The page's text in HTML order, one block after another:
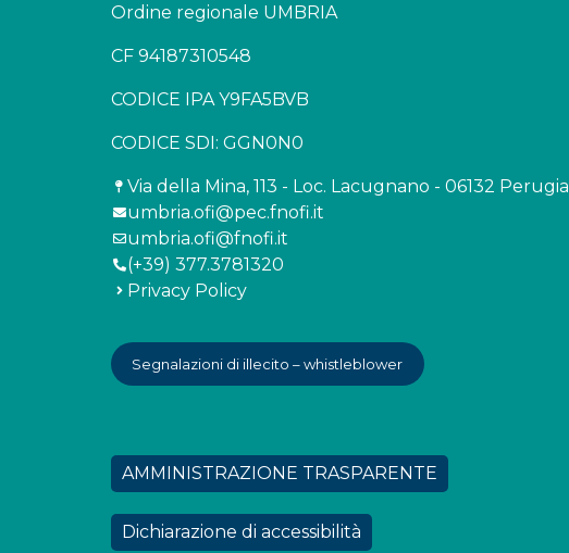
Ordine regionale UMBRIA
CF 94187310548
CODICE IPA Y9FA5BVB
CODICE SDI: GGN0N0
Via della Mina, 113 - Loc. Lacugnano - 06132 Perugia
umbria.ofi@pec.fnofi.it
umbria.ofi@fnofi.it
(+39) 377.3781320
Privacy Policy
Segnalazioni di illecito – whistleblower
AMMINISTRAZIONE TRASPARENTE
Dichiarazione di accessibilità